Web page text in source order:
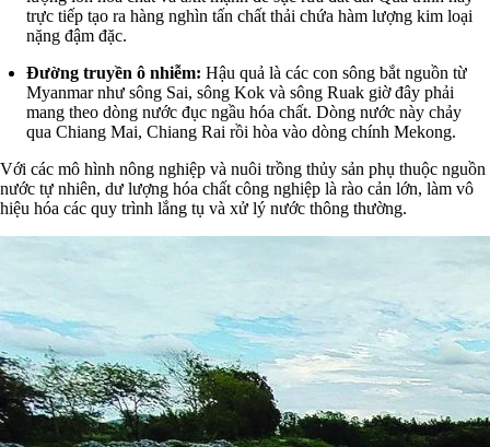
trực tiếp tạo ra hàng nghìn tấn chất thải chứa hàm lượng kim loại
nặng đậm đặc.
Đường truyền ô nhiễm: Hậu quả là các con sông bắt nguồn từ
Myanmar như sông Sai, sông Kok và sông Ruak giờ đây phải
mang theo dòng nước đục ngầu hóa chất. Dòng nước này chảy
qua Chiang Mai, Chiang Rai rồi hòa vào dòng chính Mekong.
Với các mô hình nông nghiệp và nuôi trồng thủy sản phụ thuộc nguồn
nước tự nhiên, dư lượng hóa chất công nghiệp là rào cản lớn, làm vô
hiệu hóa các quy trình lắng tụ và xử lý nước thông thường.